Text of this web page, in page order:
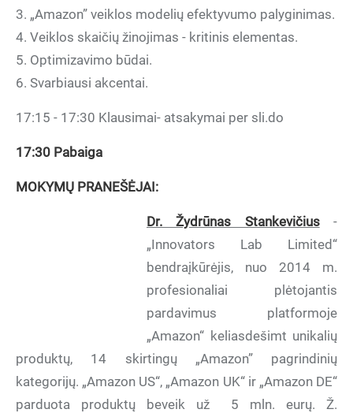
3. „Amazon” veiklos modelių efektyvumo palyginimas.
4. Veiklos skaičių žinojimas - kritinis elementas.
5. Optimizavimo būdai.
6. Svarbiausi akcentai.
17:15 - 17:30 Klausimai- atsakymai per sli.do
17:30 Pabaiga
MOKYMŲ PRANEŠĖJAI:
Dr. Žydrūnas Stankevičius-
„Innovators Lab Limited“
bendraįkūrėjis, nuo 2014 m.
profesionaliai plėtojantis
pardavimus platformoje
„Amazon“ keliasdešimt unikalių
produktų, 14 skirtingų „Amazon” pagrindinių
kategorijų. „Amazon US“, „Amazon UK“ ir „Amazon DE“
parduota produktų beveik už 5 mln. eurų. Ž.